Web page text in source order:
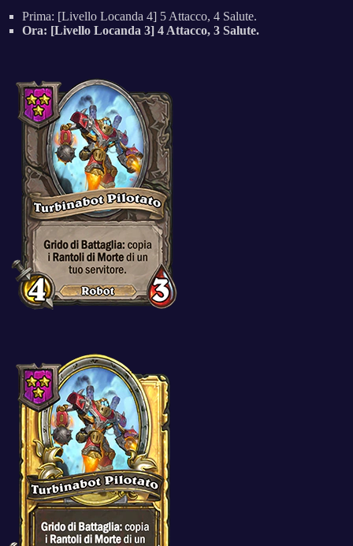
Prima: [Livello Locanda 4] 5 Attacco, 4 Salute.
Ora: [Livello Locanda 3] 4 Attacco, 3 Salute.